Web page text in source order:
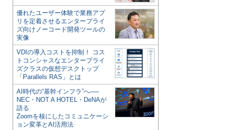
優れたユーザー体験で業務アプ
リを定着させるエンタープライ
ズ向けノーコード開発ツールの
実像
VDIの導入コストを抑制！ コス
トコンシャスなエンタープライ
ズクラスの仮想デスクトップ
「Parallels RAS」とは
AI時代の“基幹インフラ”へ──
NEC・NOT A HOTEL・DeNAが
語る
Zoomを核にしたコミュニケーシ
ョン変革とAI活用法